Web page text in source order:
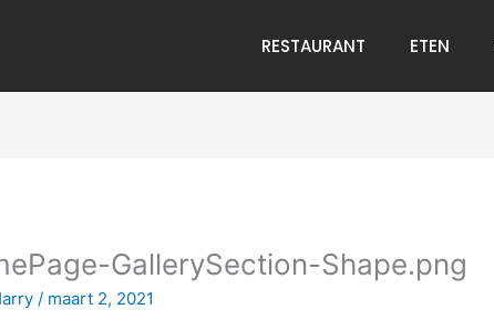
RESTAURANT ETEN
GallerySection-Shape.png
/ maart 2, 2021